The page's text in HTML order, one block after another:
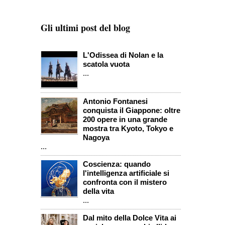
Gli ultimi post del blog
L'Odissea di Nolan e la
scatola vuota
...
Antonio Fontanesi
conquista il Giappone: oltre
200 opere in una grande
mostra tra Kyoto, Tokyo e
Nagoya
...
Coscienza: quando
l'intelligenza artificiale si
confronta con il mistero
della vita
...
Dal mito della Dolce Vita ai